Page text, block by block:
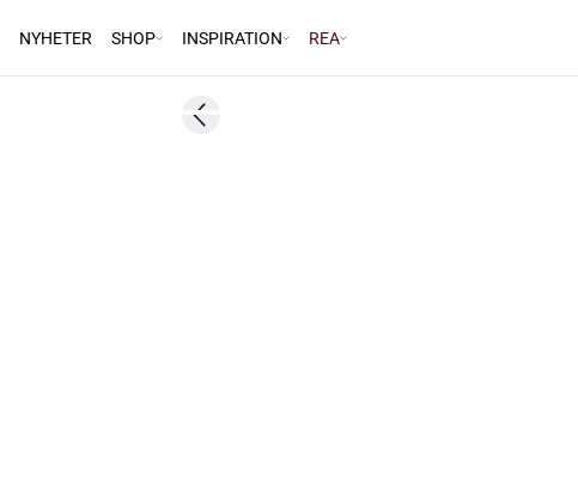
NYHETER SHOP INSPIRATION REA
Previous slide